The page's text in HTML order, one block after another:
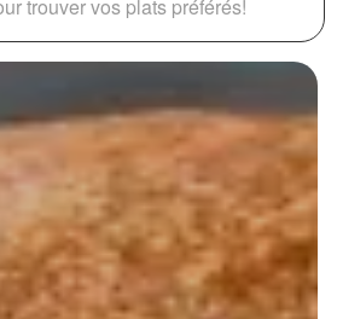
trouver vos plats préférés!